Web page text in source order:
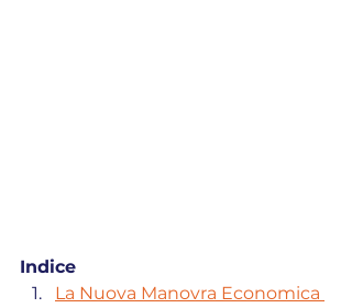
Indice
La Nuova Manovra Economica